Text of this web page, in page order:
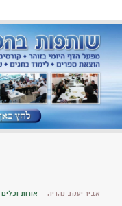
אביר יעקב נהריה אורות וכלים